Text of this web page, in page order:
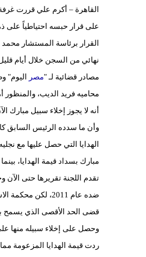
القاهرة – أكرم علي قررت
على قرار حبسه احتياطياً على
القرار برئاسة المستشار
نهائي من السجن خلال أيام
مصادر قضائية لـ "مصر اليوم"
محاميه فريد الديب،
ضده عام 2011،
قضى الحد الأقصى الذي يسمح به
وحصل على إخلاء سبيله منها
ردت قيمة الهدايا المزعومة